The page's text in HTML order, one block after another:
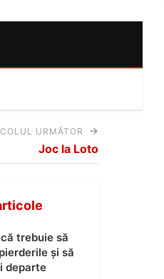
URMĂTOR
Joc la Loto
trebuie să
și să
departe